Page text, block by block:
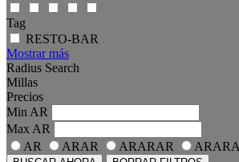
Tag
RESTO-BAR
Mostrar más
Radius Search
Millas
Precios
Min AR
Max AR
AR
ARAR ARARAR